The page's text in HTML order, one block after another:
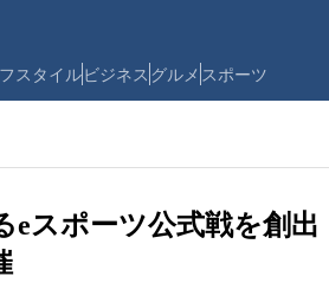
スタイルビジネス グルメ スポーツ
eスポーツ公式戦を創出